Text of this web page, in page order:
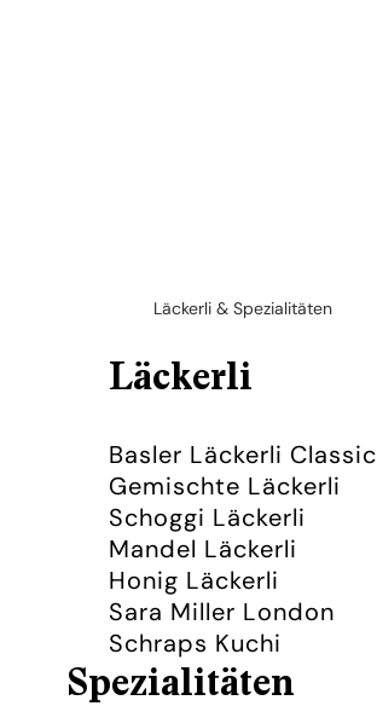
Läckerli & Spezialitäten
Läckerli
Basler Läckerli Classic
Gemischte Läckerli
Schoggi Läckerli
Mandel Läckerli
Honig Läckerli
Sara Miller London
Schraps Kuchi
Spezialitäten